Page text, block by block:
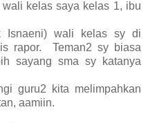
kelas saya kelas 1, ibu
Isnaeni) wali kelas sy di
rapor. Teman2 sy biasa
sayang sma sy katanya
guru2 kita melimpahkan
aamiin.